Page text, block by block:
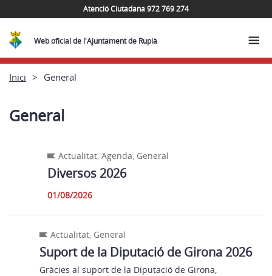
Atenció Ciutadana 972 769 274
Web oficial de l'Ajuntament de Rupià
Inici General
General
Actualitat,Agenda, General
Diversos 2026
01/08/2026
Actualitat, General
Suport de la Diputació de Girona 2026
Gràcies al suport de la Diputació de Girona,